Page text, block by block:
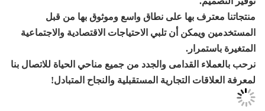
بها على نطاق واسع وموثوق بها من قبل
أن تلبي الاحتياجات الاقتصادية والاجتماعية
والجدد من جميع مناحي الحياة للاتصال بنا
المستقبلية والنجاح المتبادل!